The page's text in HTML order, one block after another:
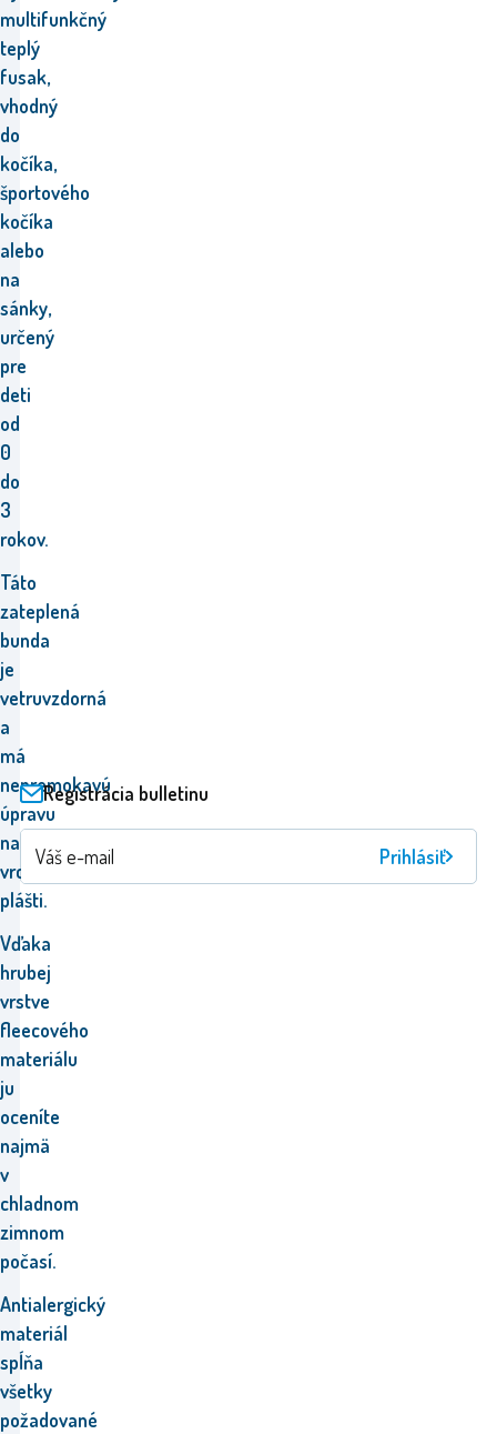
multifunkčný
teplý
fusak,
vhodný
do
kočíka,
športového
kočíka
alebo
na
sánky,
určený
pre
deti
od
0
do
3
rokov.
Táto
zateplená
bunda
je
vetruvzdorná
a
má
nepremokavú
úpravu
na
vrchnom
plášti.
Vďaka
hrubej
vrstve
fleecového
materiálu
ju
oceníte
najmä
v
chladnom
zimnom
počasí.
Antialergický
materiál
spĺňa
všetky
požadované
Registrácia bulletinu
Prihlásiť